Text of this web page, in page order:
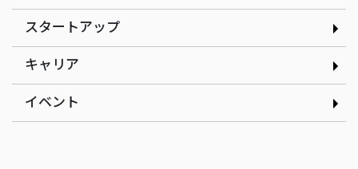
インタビュー
現場の改善アイデアを、AI
で資産に変える｜株式会社
ゲンテイ 元堤晴香さん
｜nancle 小林俊貴さん
スタートアップ
キャリア
イベント